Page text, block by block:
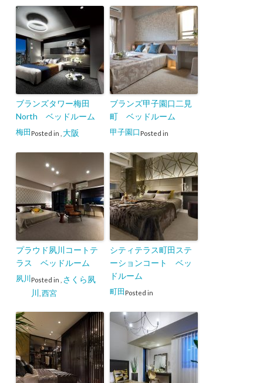
ブランズタワー梅田
North ベッドルーム
Posted in
梅田 大阪
ブランズ甲子園口二見
町 ベッドルーム
Posted in
甲子園口
プラウド夙川コートテ
ラス ベッドルーム
Posted in
夙川
さくら夙
川 西宮
シティテラス町田ステ
ーションコート ベッ
ドルーム
Posted in
町田